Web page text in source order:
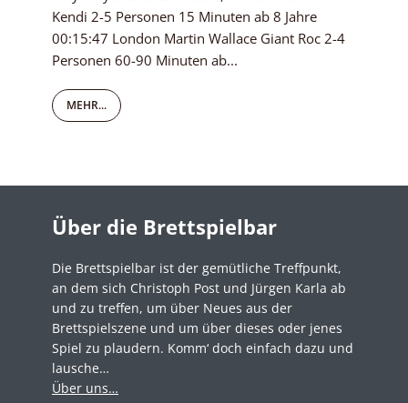
Kendi 2-5 Personen 15 Minuten ab 8 Jahre
00:15:47 London Martin Wallace Giant Roc 2-4
Personen 60-90 Minuten ab...
MEHR...
Über die Brettspielbar
Die Brettspielbar ist der gemütliche Treffpunkt,
an dem sich Christoph Post und Jürgen Karla ab
und zu treffen, um über Neues aus der
Brettspielszene und um über dieses oder jenes
Spiel zu plaudern. Komm‘ doch einfach dazu und
lausche…
Über uns…